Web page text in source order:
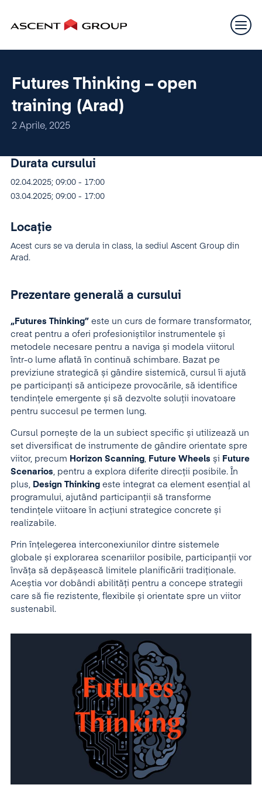
Futures Thinking – open
training (Arad)
2 Aprile, 2025
Durata cursului
02.04.2025; 09:00 - 17:00
03.04.2025; 09:00 - 17:00
Locație
Acest curs se va derula in class, la sediul Ascent Group din
Arad.
Prezentare generală a cursului
„Futures Thinking” este un curs de formare transformator,
creat pentru a oferi profesioniștilor instrumentele și
metodele necesare pentru a naviga și modela viitorul
într-o lume aflată în continuă schimbare. Bazat pe
previziune strategică și gândire sistemică, cursul îi ajută
pe participanți să anticipeze provocările, să identifice
tendințele emergente și să dezvolte soluții inovatoare
pentru succesul pe termen lung.
Cursul pornește de la un subiect specific și utilizează un
set diversificat de instrumente de gândire orientate spre
viitor, precum Horizon Scanning, Future Wheels și Future
Scenarios, pentru a explora diferite direcții posibile. În
plus, Design Thinking este integrat ca element esențial al
programului, ajutând participanții să transforme
tendințele viitoare în acțiuni strategice concrete și
realizabile.
Prin înțelegerea interconexiunilor dintre sistemele
globale și explorarea scenariilor posibile, participanții vor
învăța să depășească limitele planificării tradiționale.
Aceștia vor dobândi abilități pentru a concepe strategii
care să fie rezistente, flexibile și orientate spre un viitor
sustenabil.